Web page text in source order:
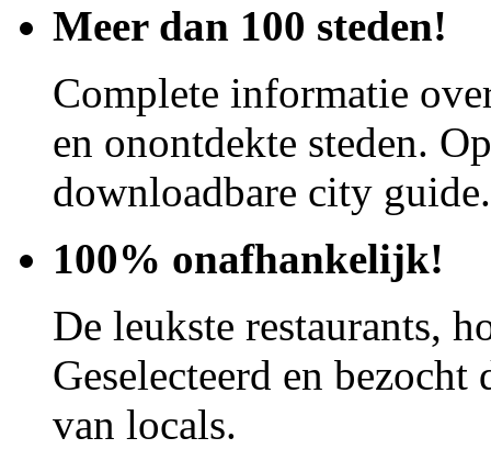
Meer dan 100 steden!
Complete informatie
en onontdekte steden.
downloadbare city guide.
100% onafhankelijk!
De leukste restaurants,
Geselecteerd en
van locals.